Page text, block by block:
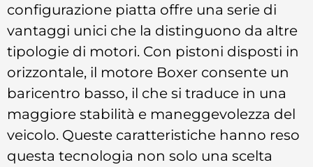
configurazione piatta offre una serie di
vantaggi unici che la distinguono da altre
tipologie di motori. Con pistoni disposti in
orizzontale, il motore Boxer consente un
baricentro basso, il che si traduce in una
maggiore stabilità e maneggevolezza del
veicolo. Queste caratteristiche hanno reso
questa tecnologia non solo una scelta